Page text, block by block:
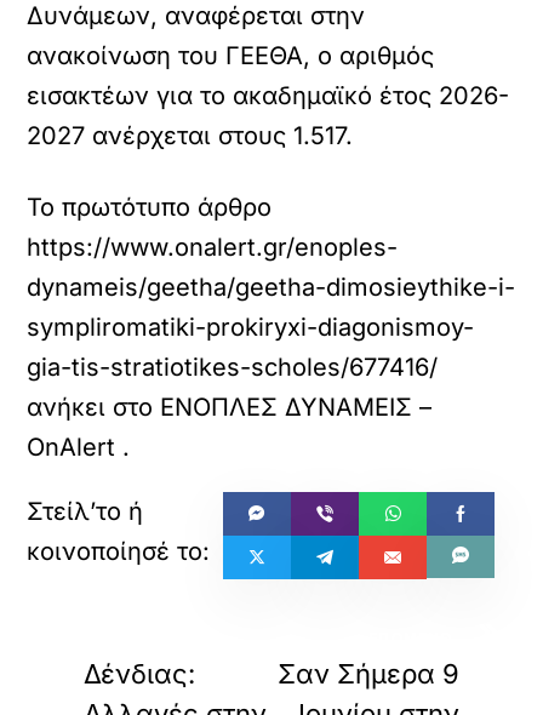
Δυνάμεων, αναφέρεται στην
ανακοίνωση του ΓΕΕΘΑ, ο αριθμός
εισακτέων για το ακαδημαϊκό έτος 2026-
2027 ανέρχεται στους 1.517.
Το πρωτότυπο άρθρο
https://www.onalert.gr/enoples-
dynameis/geetha/geetha-dimosieythike-i-
sympliromatiki-prokiryxi-diagonismoy-
gia-tis-stratiotikes-scholes/677416/
ανήκει στο ΕΝΟΠΛΕΣ ΔΥΝΑΜΕΙΣ –
OnAlert .
Δένδιας:
Σαν Σήμερα 9